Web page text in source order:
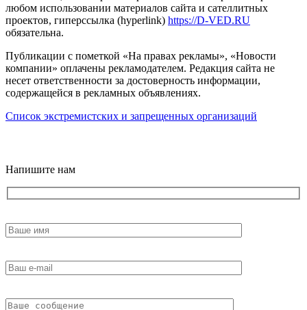
любом использовании материалов сайта и сателлитных
проектов, гиперссылка (hyperlink) https://D-VED.RU
обязательна.
Публикации с пометкой «На правах рекламы», «Новости
компании» оплачены рекламодателем. Редакция сайта не
несет ответственности за достоверность информации,
содержащейся в рекламных объявлениях.
Список экстремистских и запрещенных организаций
Напишите нам